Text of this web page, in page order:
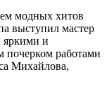
модных хитов
выступил мастер
яркими и
работами
Михайлова,